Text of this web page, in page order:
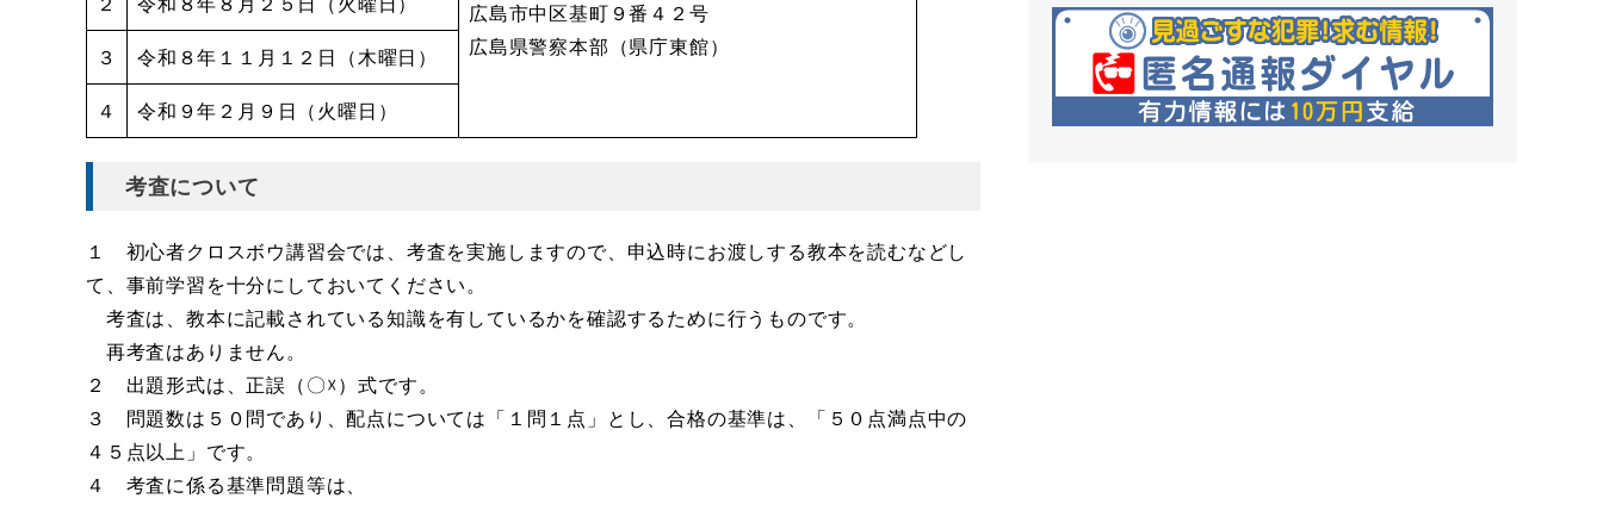
広島市中区基町９番４２号
広島県警察本部（県庁東館）
３ 令和８年１１月１２日（木曜日）
４ 令和９年２月９日（火曜日）
考査について
１ 初心者クロスボウ講習会では、考査を実施しますので、申込時にお渡しする教本を読むなどし
て、事前学習を十分にしておいてください。
考査は、教本に記載されている知識を有しているかを確認するために行うものです。
再考査はありません。
２ 出題形式は、正誤（〇☓）式です。
３ 問題数は５０問であり、配点については「１問１点」とし、合格の基準は、「５０点満点中の
４５点以上」です。
４ 考査に係る基準問題等は、